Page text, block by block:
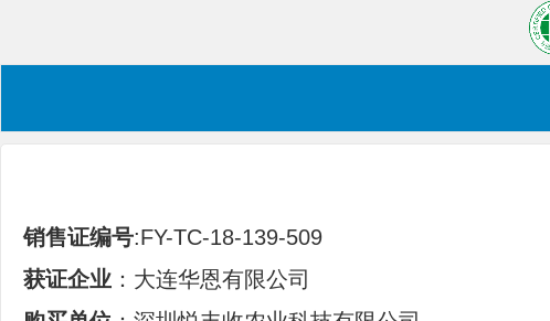
销售证编号:FY-TC-18-139-509
获证企业 ：大连华恩有限公司